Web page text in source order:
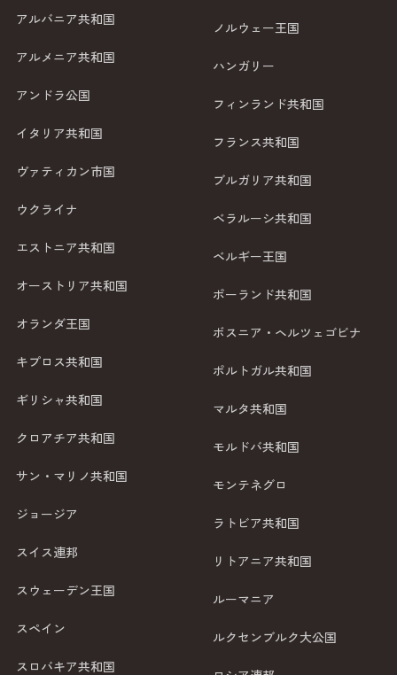
アルバニア共和国
アルメニア共和国
アンドラ公国
イタリア共和国
ヴァティカン市国
ウクライナ
エストニア共和国
オーストリア共和国
オランダ王国
キプロス共和国
ギリシャ共和国
クロアチア共和国
サン・マリノ共和国
ジョージア
スイス連邦
スウェーデン王国
スペイン
スロバキア共和国
ノルウェー王国
ハンガリー
フィンランド共和国
フランス共和国
ブルガリア共和国
ベラルーシ共和国
ベルギー王国
ポーランド共和国
ボスニア・ヘルツェゴビナ
ポルトガル共和国
マルタ共和国
モルドバ共和国
モンテネグロ
ラトビア共和国
リトアニア共和国
ルーマニア
ルクセンブルク大公国